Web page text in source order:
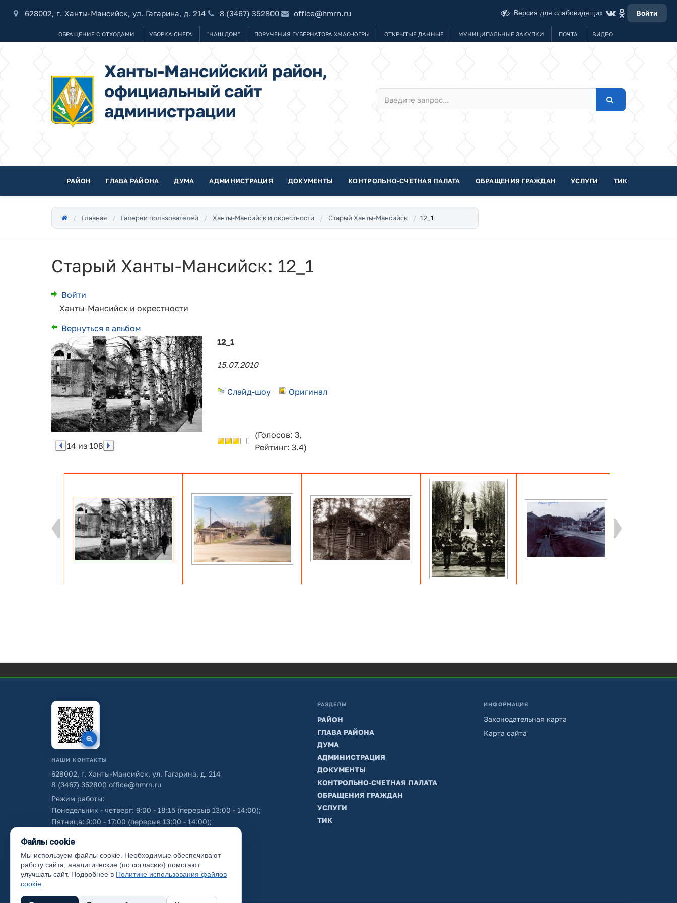
628002, г. Ханты-Мансийск, ул. Гагарина, д. 214 8 (3467) 352800 office@hmrn.ru Версия для слабовидящих Войти
ОБРАЩЕНИЕ С ОТХОДАМИ УБОРКА СНЕГА "НАШ ДОМ" ПОРУЧЕНИЯ ГУБЕРНАТОРА ХМАО-ЮГРЫ ОТКРЫТЫЕ ДАННЫЕ МУНИЦИПАЛЬНЫЕ ЗАКУПКИ ПОЧТА ВИДЕО
Ханты-Мансийский район,
официальный сайт
администрации
РАЙОН ГЛАВА РАЙОНА ДУМА АДМИНИСТРАЦИЯ ДОКУМЕНТЫ КОНТРОЛЬНО-СЧЕТНАЯ ПАЛАТА ОБРАЩЕНИЯ ГРАЖДАН УСЛУГИ ТИК
Главная Галереи пользователей Ханты-Мансийск и окрестности Старый Ханты-Мансийск 12_1
Старый Ханты-Мансийск: 12_1
Войти
Ханты-Мансийск и окрестности
Вернуться в альбом
14 из 108
12_1
15.07.2010
Слайд-шоу Оригинал
(Голосов: 3,
Рейтинг: 3.4)
НАШИ КОНТАКТЫ
628002, г. Ханты-Мансийск, ул. Гагарина, д. 214
8 (3467) 352800 office@hmrn.ru
Режим работы:
Понедельник - четверг: 9:00 - 18:15 (перерыв 13:00 - 14:00);
Пятница: 9:00 - 17:00 (перерыв 13:00 - 14:00);
Об использовании персональных данных
РАЗДЕЛЫ
РАЙОН
ГЛАВА РАЙОНА
ДУМА
АДМИНИСТРАЦИЯ
ДОКУМЕНТЫ
КОНТРОЛЬНО-СЧЕТНАЯ ПАЛАТА
ОБРАЩЕНИЯ ГРАЖДАН
УСЛУГИ
ТИК
ИНФОРМАЦИЯ
Законодательная карта
Карта сайта
Файлы cookie
Мы используем файлы cookie. Необходимые обеспечивают
работу сайта, аналитические (по согласию) помогают
улучшать сайт. Подробнее в Политике использования файлов
cookie